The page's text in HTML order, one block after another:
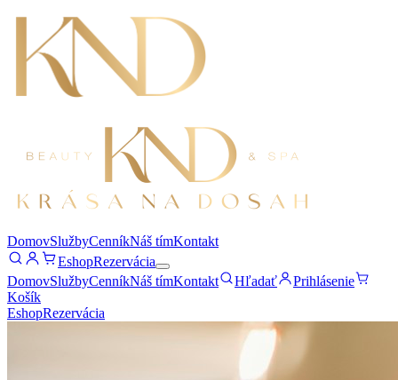
DomovSlužbyCenníkNáš tímKontakt
EshopRezervácia
DomovSlužbyCenníkNáš tímKontakt Hľadať
Prihlásenie
Košík
EshopRezervácia